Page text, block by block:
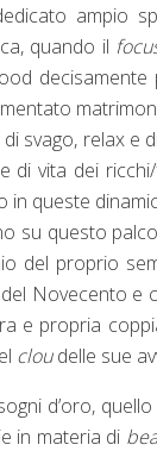
ampio
quando il
svago, relax e
di vita dei
in queste
su questo
del proprio
Novecento e
e propria
cloudelle sue
d’oro,
in materia di